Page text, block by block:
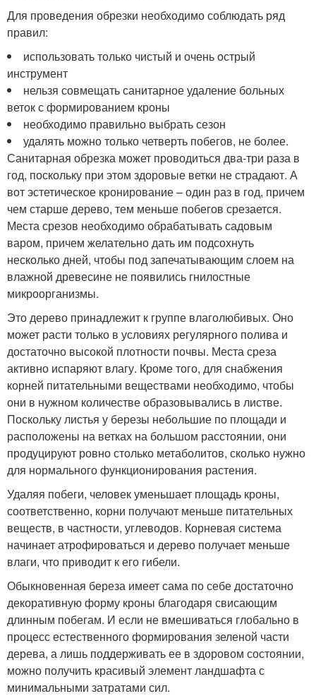
Для проведения обрезки необходимо соблюдать ряд
правил:
использовать только чистый и очень острый
инструмент
нельзя совмещать санитарное удаление больных
веток с формированием кроны
необходимо правильно выбрать сезон
удалять можно только четверть побегов, не более.
Санитарная обрезка может проводиться два-три раза в
год, поскольку при этом здоровые ветки не страдают. А
вот эстетическое кронирование – один раз в год, причем
чем старше дерево, тем меньше побегов срезается.
Места срезов необходимо обрабатывать садовым
варом, причем желательно дать им подсохнуть
несколько дней, чтобы под запечатывающим слоем на
влажной древесине не появились гнилостные
микроорганизмы.
Это дерево принадлежит к группе влаголюбивых. Оно
может расти только в условиях регулярного полива и
достаточно высокой плотности почвы. Места среза
активно испаряют влагу. Кроме того, для снабжения
корней питательными веществами необходимо, чтобы
они в нужном количестве образовывались в листве.
Поскольку листья у березы небольшие по площади и
расположены на ветках на большом расстоянии, они
продуцируют ровно столько метаболитов, сколько нужно
для нормального функционирования растения.
Удаляя побеги, человек уменьшает площадь кроны,
соответственно, корни получают меньше питательных
веществ, в частности, углеводов. Корневая система
начинает атрофироваться и дерево получает меньше
влаги, что приводит к его гибели.
Обыкновенная береза имеет сама по себе достаточно
декоративную форму кроны благодаря свисающим
длинным побегам. И если не вмешиваться глобально в
процесс естественного формирования зеленой части
дерева, а лишь поддерживать ее в здоровом состоянии,
можно получить красивый элемент ландшафта с
минимальными затратами сил.